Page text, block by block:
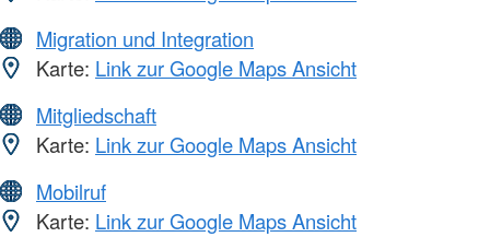
Migration und Integration
Karte: Link zur Google Maps Ansicht
Mitgliedschaft
Karte: Link zur Google Maps Ansicht
Mobilruf
Karte: Link zur Google Maps Ansicht